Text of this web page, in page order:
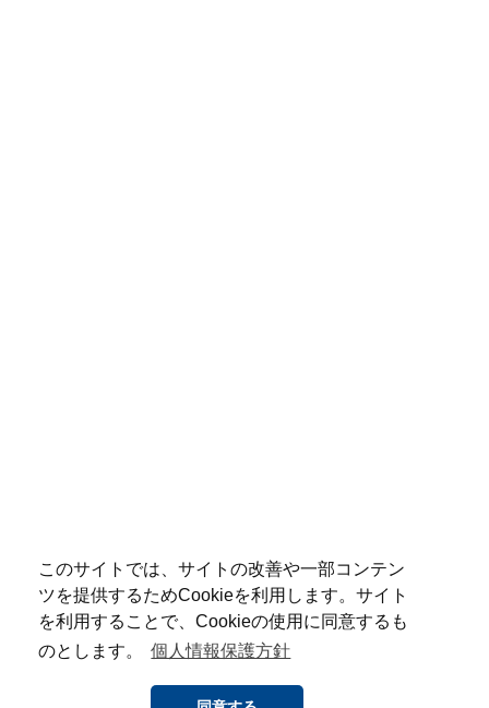
このサイトでは、サイトの改善や一部コンテン
ツを提供するためCookieを利用します。サイト
を利用することで、Cookieの使用に同意するも
のとします。
個人情報保護方針